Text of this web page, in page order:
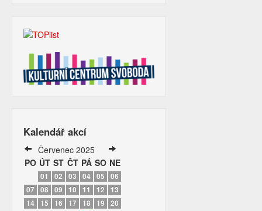
Kalendář akcí
Červenec 2025
PO ÚT ST ČT PÁ SO NE
01 02 03 04 05
06
07 08 09 10 11 12
13
14
15 16 17 18 19
20